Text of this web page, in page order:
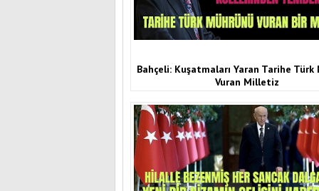
Bahçeli: Kuşatmaları Yaran Tarihe Türk
Vuran Milletiz